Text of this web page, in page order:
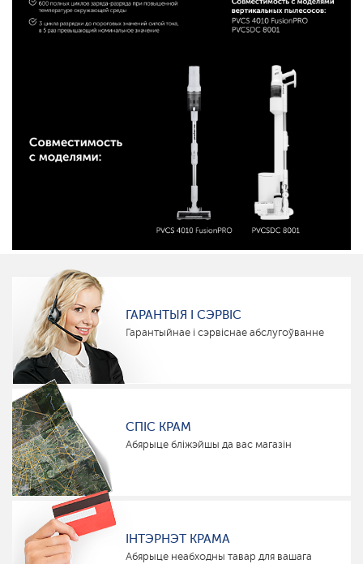
ГАРАНТЫЯ І СЭРВІС
Гарантыйнае і сэрвіснае абслугоўванне
СПІС КРАМ
Абярыце бліжэйшы да вас магазін
ІНТЭРНЭТ КРАМА
Абярыце неабходны тавар для вашага